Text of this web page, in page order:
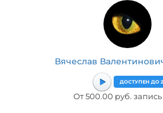
Вячеслав
ДОСТУПЕН ДО
От 500.00 руб. запись